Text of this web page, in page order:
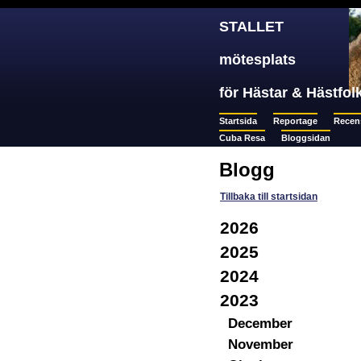
STALLET
mötesplats
för Hästar &
Startsida Reportage
Cuba Resa
Bloggsidan
Blogg
Tillbaka till startsidan
2026
2025
2024
2023
December
November